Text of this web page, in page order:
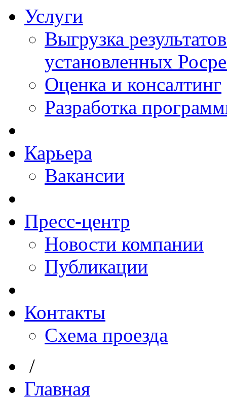
Услуги
Выгрузка
установленных
Оценка и консалтинг
Разработка
Карьера
Вакансии
Пресс-центр
Новости компании
Публикации
Контакты
Схема проезда
/
Главная